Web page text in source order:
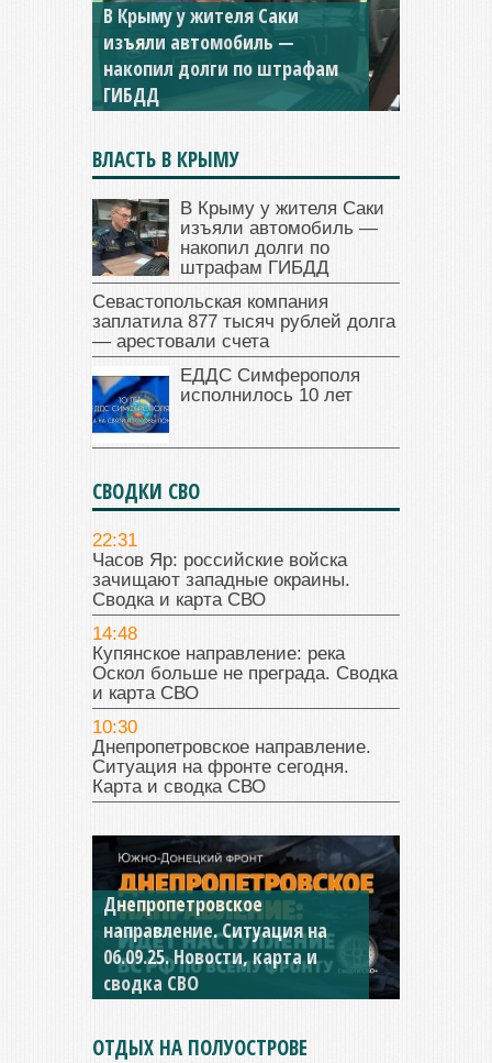
В Крыму у жителя Саки
изъяли автомобиль —
накопил долги по штрафам
ГИБДД
Севастопольская компания
заплатила 877 тысяч рублей
долга — арестовали счета
ВЛАСТЬ В КРЫМУ
В Крыму у жителя Саки
изъяли автомобиль —
накопил долги по
штрафам ГИБДД
Севастопольская компания
заплатила 877 тысяч рублей долга
— арестовали счета
ЕДДС Симферополя
исполнилось 10 лет
СВОДКИ СВО
22:31
Часов Яр: российские войска
зачищают западные окраины.
Сводка и карта СВО
14:48
Купянское направление: река
Оскол больше не преграда. Сводка
и карта СВО
10:30
Днепропетровское направление.
Ситуация на фронте сегодня.
Карта и сводка СВО
Днепропетровское
направление. Ситуация на
06.09.25. Новости, карта и
сводка СВО
Константиновское
направление. Ситуация на
04.09.25 Новости, карта и
сводка СВО
ОТДЫХ НА ПОЛУОСТРОВЕ